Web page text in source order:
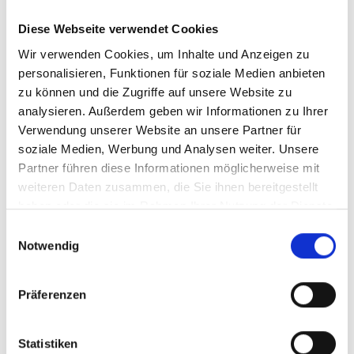
Diese Webseite verwendet Cookies
Wir verwenden Cookies, um Inhalte und Anzeigen zu
personalisieren, Funktionen für soziale Medien anbieten
zu können und die Zugriffe auf unsere Website zu
analysieren. Außerdem geben wir Informationen zu Ihrer
Verwendung unserer Website an unsere Partner für
soziale Medien, Werbung und Analysen weiter. Unsere
Partner führen diese Informationen möglicherweise mit
weiteren Daten zusammen, die Sie ihnen bereitgestellt
haben oder die sie im Rahmen Ihrer Nutzung der Dienste
Notwendig
Präferenzen
Statistiken
• Camper Active GmbH (Düsseldorf)
des U.S.-Marktes und fortschreitende Expansion in
diversen europäischen Märkten
•Dermanostic GmbH (Düsseldorf)– Hautarzt per
App gewinnt Kooperationen mit den ersten
BeraterInnen: Ex-CEO von Douglas Tina Müller &
• FibreCoat GmbH (Aachen)
Georgien; FibreCoat-CEO Robert Brüll als Teil der